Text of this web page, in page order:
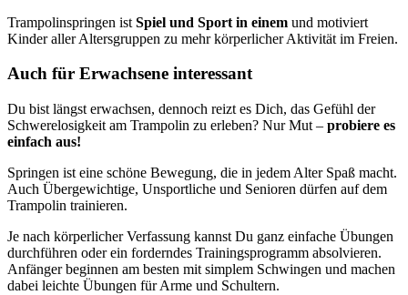
Trampolinspringen ist Spiel und Sport in einem und motiviert
Kinder aller Altersgruppen zu mehr körperlicher Aktivität im Freien.
Auch für Erwachsene interessant
Du bist längst erwachsen, dennoch reizt es Dich, das Gefühl der
Schwerelosigkeit am Trampolin zu erleben? Nur Mut – probiere es
einfach aus!
Springen ist eine schöne Bewegung, die in jedem Alter Spaß macht.
Auch Übergewichtige, Unsportliche und Senioren dürfen auf dem
Trampolin trainieren.
Je nach körperlicher Verfassung kannst Du ganz einfache Übungen
durchführen oder ein forderndes Trainingsprogramm absolvieren.
Anfänger beginnen am besten mit simplem Schwingen und machen
dabei leichte Übungen für Arme und Schultern.